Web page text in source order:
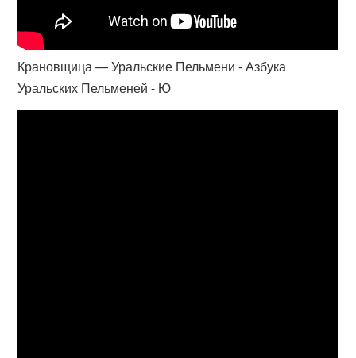
Крановщица — Уральские Пельмени - Азбука
Уральских Пельменей - Ю